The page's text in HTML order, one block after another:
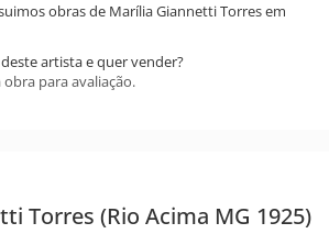
obras de Marília Giannetti Torres em
artista e quer vender?
para avaliação.
Torres (Rio Acima MG 1925)